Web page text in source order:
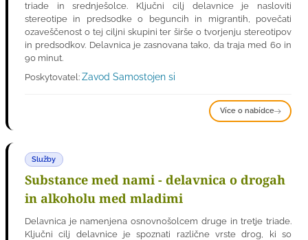
triade in srednješolce. Ključni cilj delavnice je nasloviti
stereotipe in predsodke o beguncih in migrantih, povečati
ozaveščenost o tej ciljni skupini ter širše o tvorjenju stereotipov
in predsodkov. Delavnica je zasnovana tako, da traja med 60 in
90 minut.
Poskytovatel: Zavod Samostojen si
Více o nabídce
Služby
Substance med nami - delavnica o drogah
in alkoholu med mladimi
Delavnica je namenjena osnovnošolcem druge in tretje triade.
Ključni cilj delavnice je spoznati različne vrste drog, ki so